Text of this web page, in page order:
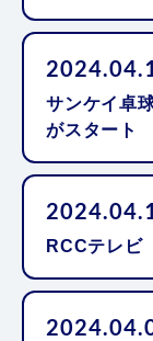
サンケイ卓
がスタート
RCCテレビ